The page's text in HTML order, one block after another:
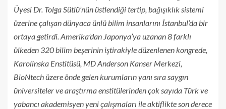
Üyesi Dr. Tolga Sütlü’nün üstlendiği tertip, bağışıklık sistemi
üzerine çalışan dünyaca ünlü bilim insanlarını İstanbul’da bir
ortaya getirdi. Amerika’dan Japonya’ya uzanan 8 farklı
ülkeden 320 bilim beşerinin iştirakiyle düzenlenen kongrede,
Karolinska Enstitüsü, MD Anderson Kanser Merkezi,
BioNtech üzere önde gelen kurumların yanı sıra saygın
üniversiteler ve araştırma enstitülerinden çok sayıda Türk ve
yabancı akademisyen yeni çalışmaları ile aktiflikte son derece